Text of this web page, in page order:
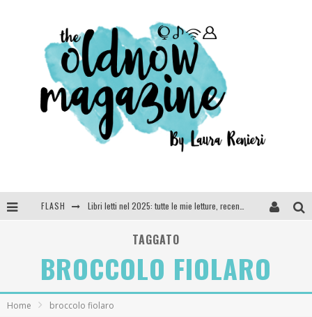
FLASH
SEE YOU AT 5 | Chanel
Anya Taylor-Joy, Jisoo e Willow Smith protagoniste della nuova campagna Dior Addict
TAGGATO
BROCCOLO FIOLARO
Home broccolo fiolaro